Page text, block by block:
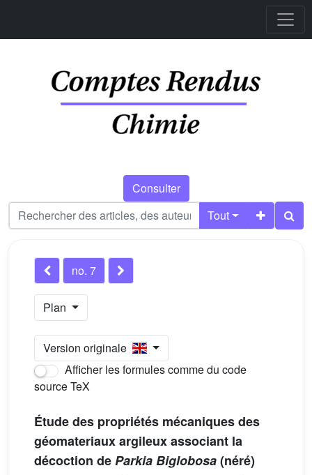
Consulter
Tout
no. 7
Plan
Version originale
Afficher les formules comme du code
source TeX
Étude des propriétés mécaniques des
géomateriaux argileux associant la
décoction deParkia Biglobosa(néré)